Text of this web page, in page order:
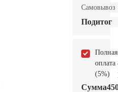
Самовывоз
Подитог
Полная
оплата
(5%)
Сумма